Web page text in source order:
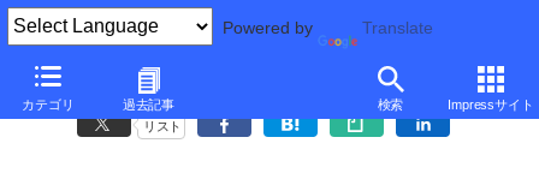
Powered by Translate
カテゴリ 過去記事 検索 Impressサイト
リスト